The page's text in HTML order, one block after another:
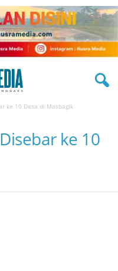
ke 10 Desa di Masbagik
ke 10